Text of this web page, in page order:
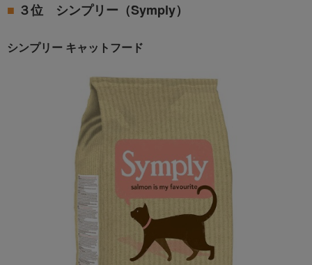
３位 シンプリー（Symply）
シンプリー キャットフード